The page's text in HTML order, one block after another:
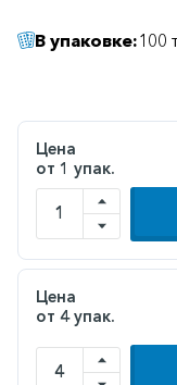
Диабетические
Желудочно-
кишечные
Метаболизм
В упаковке:100
Цена
от 1 упак.
Цена
от 4 упак.